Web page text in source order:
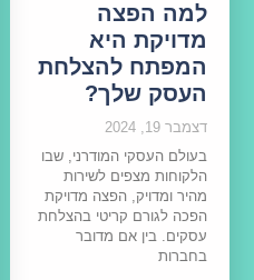
למה הפצה
מדויקת היא
המפתח להצלחת
העסק שלך?
דצמבר 19, 2024
בעולם העסקי המודרני, שבו
הלקוחות מצפים לשירות
מהיר ומדויק, הפצה מדויקת
הפכה לגורם קריטי בהצלחת
עסקים. בין אם מדובר
בחברות